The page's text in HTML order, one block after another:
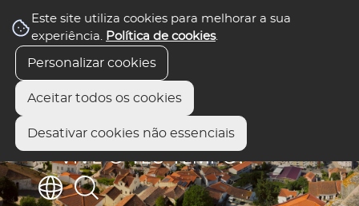
Este site utiliza cookies para melhorar a sua
experiência. Política de cookies.
Personalizar cookies
Aceitar todos os cookies
Desativar cookies não essenciais